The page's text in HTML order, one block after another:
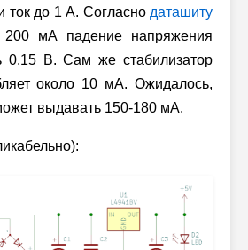
ток до 1 А. Согласно даташиту
мА падение напряжения
0.15 В. Сам же стабилизатор
около 10 мА. Ожидалось,
выдавать 150-180 мА.